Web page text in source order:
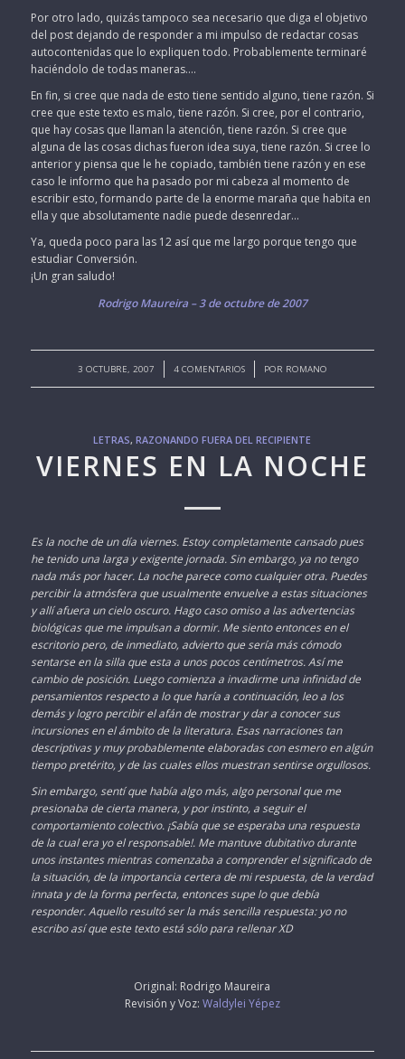
Por otro lado, quizás tampoco sea necesario que diga el objetivo
del post dejando de responder a mi impulso de redactar cosas
autocontenidas que lo expliquen todo. Probablemente terminaré
haciéndolo de todas maneras….
En fin, si cree que nada de esto tiene sentido alguno, tiene razón. Si
cree que este texto es malo, tiene razón. Si cree, por el contrario,
que hay cosas que llaman la atención, tiene razón. Si cree que
alguna de las cosas dichas fueron idea suya, tiene razón. Si cree lo
anterior y piensa que le he copiado, también tiene razón y en ese
caso le informo que ha pasado por mi cabeza al momento de
escribir esto, formando parte de la enorme maraña que habita en
ella y que absolutamente nadie puede desenredar…
Ya, queda poco para las 12 así que me largo porque tengo que
estudiar Conversión.
¡Un gran saludo!
Rodrigo Maureira – 3 de octubre de 2007
3 OCTUBRE, 2007
/ 4 COMENTARIOS
/ POR ROMANO
LETRAS,RAZONANDO FUERA DEL RECIPIENTE
VIERNES EN LA NOCHE
Es la noche de un día viernes. Estoy completamente cansado pues
he tenido una larga y exigente jornada. Sin embargo, ya no tengo
nada más por hacer. La noche parece como cualquier otra. Puedes
percibir la atmósfera que usualmente envuelve a estas situaciones
y allí afuera un cielo oscuro. Hago caso omiso a las advertencias
biológicas que me impulsan a dormir. Me siento entonces en el
escritorio pero, de inmediato, advierto que sería más cómodo
sentarse en la silla que esta a unos pocos centímetros. Así me
cambio de posición. Luego comienza a invadirme una infinidad de
pensamientos respecto a lo que haría a continuación, leo a los
demás y logro percibir el afán de mostrar y dar a conocer sus
incursiones en el ámbito de la literatura. Esas narraciones tan
descriptivas y muy probablemente elaboradas con esmero en algún
tiempo pretérito, y de las cuales ellos muestran sentirse orgullosos.
Sin embargo, sentí que había algo más, algo personal que me
presionaba de cierta manera, y por instinto, a seguir el
comportamiento colectivo. ¡Sabía que se esperaba una respuesta
de la cual era yo el responsable!. Me mantuve dubitativo durante
unos instantes mientras comenzaba a comprender el significado de
la situación, de la importancia certera de mi respuesta, de la verdad
innata y de la forma perfecta, entonces supe lo que debía
responder. Aquello resultó ser la más sencilla respuesta: yo no
escribo así que este texto está sólo para rellenar XD
Original: Rodrigo Maureira
Revisión y Voz: Waldylei Yépez